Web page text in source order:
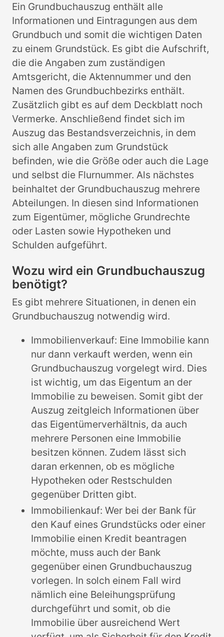
Ein Grundbuchauszug enthält alle
Informationen und Eintragungen aus dem
Grundbuch und somit die wichtigen Daten
zu einem Grundstück. Es gibt die Aufschrift,
die die Angaben zum zuständigen
Amtsgericht, die Aktennummer und den
Namen des Grundbuchbezirks enthält.
Zusätzlich gibt es auf dem Deckblatt noch
Vermerke. Anschließend findet sich im
Auszug das Bestandsverzeichnis, in dem
sich alle Angaben zum Grundstück
befinden, wie die Größe oder auch die Lage
und selbst die Flurnummer. Als nächstes
beinhaltet der Grundbuchauszug mehrere
Abteilungen. In diesen sind Informationen
zum Eigentümer, mögliche Grundrechte
oder Lasten sowie Hypotheken und
Schulden aufgeführt.
Wozu wird ein Grundbuchauszug
benötigt?
Es gibt mehrere Situationen, in denen ein
Grundbuchauszug notwendig wird.
Immobilienverkauf: Eine Immobilie kann
nur dann verkauft werden, wenn ein
Grundbuchauszug vorgelegt wird. Dies
ist wichtig, um das Eigentum an der
Immobilie zu beweisen. Somit gibt der
Auszug zeitgleich Informationen über
das Eigentümerverhältnis, da auch
mehrere Personen eine Immobilie
besitzen können. Zudem lässt sich
daran erkennen, ob es mögliche
Hypotheken oder Restschulden
gegenüber Dritten gibt.
Immobilienkauf: Wer bei der Bank für
den Kauf eines Grundstücks oder einer
Immobilie einen Kredit beantragen
möchte, muss auch der Bank
gegenüber einen Grundbuchauszug
vorlegen. In solch einem Fall wird
nämlich eine Beleihungsprüfung
durchgeführt und somit, ob die
Immobilie über ausreichend Wert